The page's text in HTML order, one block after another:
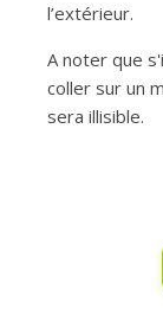
l’extérieur.
A noter que
coller sur un
sera illisible.